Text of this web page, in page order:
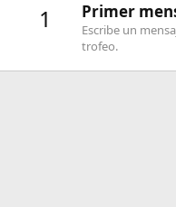
1 Primer
Escribe un
trofeo.